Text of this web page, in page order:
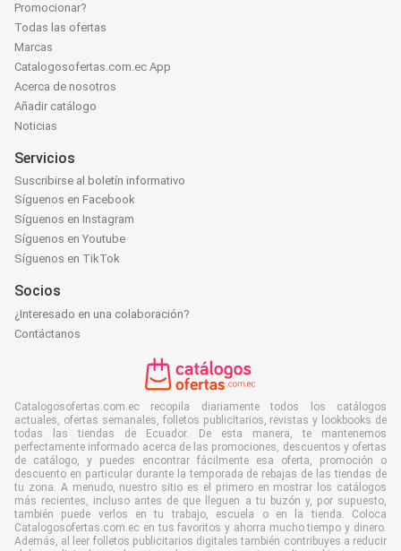
Promocionar?
Todas las ofertas
Marcas
Catalogosofertas.com.ec App
Acerca de nosotros
Añadir catálogo
Noticias
Servicios
Suscribirse al boletín informativo
Síguenos en Facebook
Síguenos en Instagram
Síguenos en Youtube
Síguenos en TikTok
Socios
¿Interesado en una colaboración?
Contáctanos
Catalogosofertas.com.ec recopila diariamente todos los catálogos
actuales, ofertas semanales, folletos publicitarios, revistas y lookbooks de
todas las tiendas de Ecuador. De esta manera, te mantenemos
perfectamente informado acerca de las promociones, descuentos y ofertas
de catálogo, y puedes encontrar fácilmente esa oferta, promoción o
descuento en particular durante la temporada de rebajas de las tiendas de
tu zona. A menudo, nuestro sitio es el primero en mostrar los catálogos
más recientes, incluso antes de que lleguen a tu buzón y, por supuesto,
también puede verlos en tu trabajo, escuela o en la tienda. Coloca
Catalogosofertas.com.ec en tus favoritos y ahorra mucho tiempo y dinero.
Además, al leer folletos publicitarios digitales también contribuyes a reducir